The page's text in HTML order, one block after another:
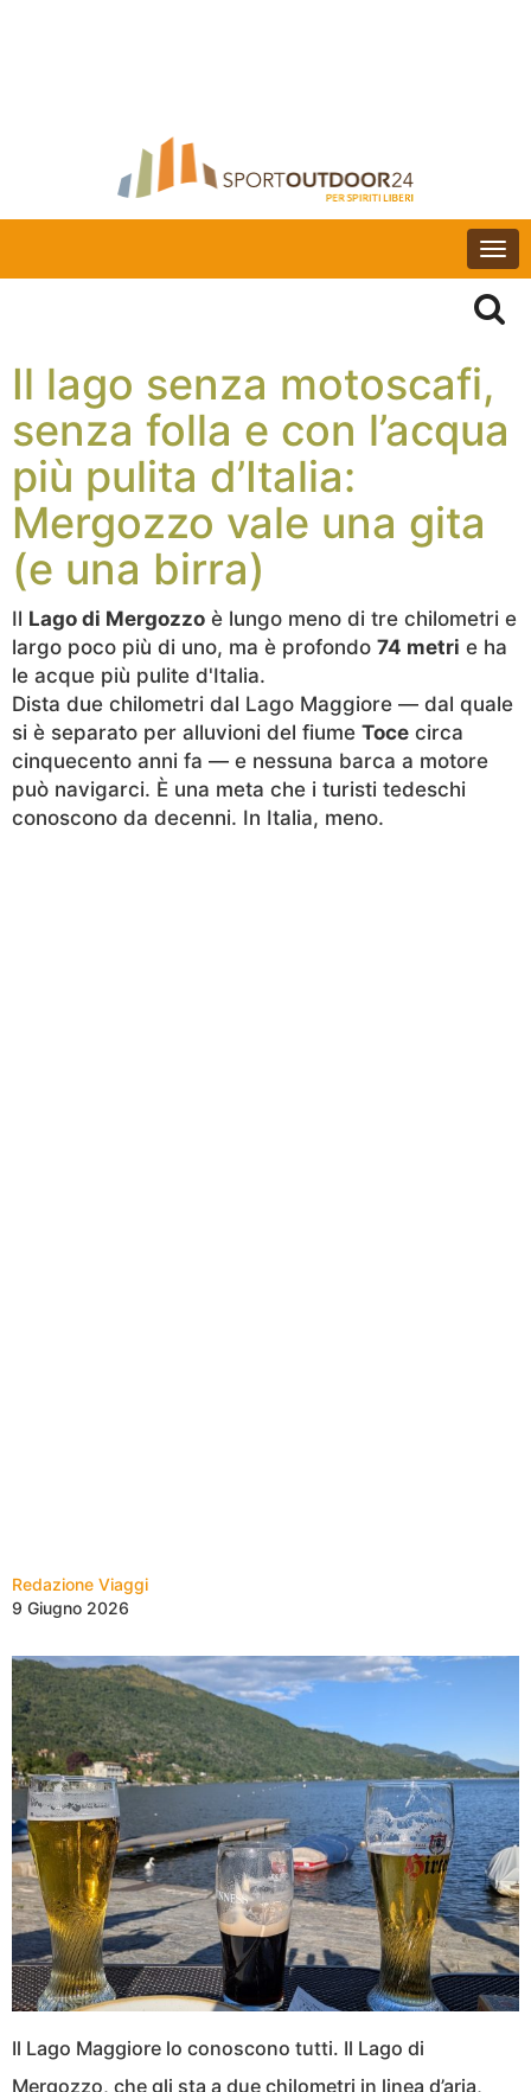
Il lago senza motoscafi,
senza folla e con l’acqua
più pulita d’Italia:
Mergozzo vale una gita
(e una birra)
Il Lago di Mergozzo è lungo meno di tre chilometri e
largo poco più di uno, ma è profondo 74 metri e ha
le acque più pulite d'Italia.
Dista due chilometri dal Lago Maggiore — dal quale
si è separato per alluvioni del fiume Toce circa
cinquecento anni fa — e nessuna barca a motore
può navigarci. È una meta che i turisti tedeschi
conoscono da decenni. In Italia, meno.
Redazione Viaggi
9 Giugno 2026
Il Lago Maggiore lo conoscono tutti. Il Lago di
Mergozzo, che gli sta a due chilometri in linea d’aria,